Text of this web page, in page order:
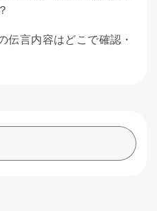
伝言内容はどこで確認・